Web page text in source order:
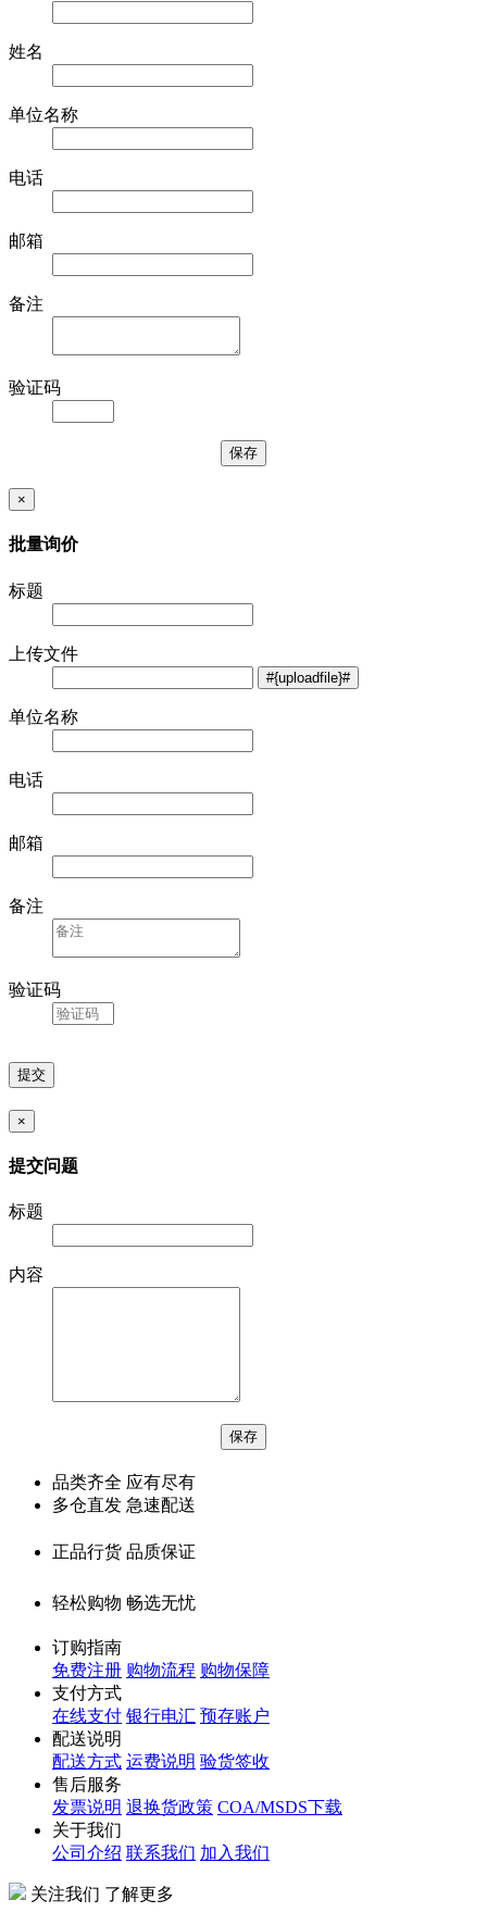
姓名
单位名称
电话
邮箱
备注
验证码
×
批量询价
标题
上传文件
单位名称
电话
邮箱
备注
验证码
×
提交问题
标题
内容
品类齐全 应有尽有
多仓直发 急速配送
正品行货 品质保证
轻松购物 畅选无忧
订购指南
免费注册 购物流程 购物保障
支付方式
在线支付 银行电汇 预存账户
配送说明
配送方式 运费说明 验货签收
售后服务
发票说明 退换货政策 COA/MSDS下载
关于我们
公司介绍 联系我们 加入我们
关注我们 了解更多